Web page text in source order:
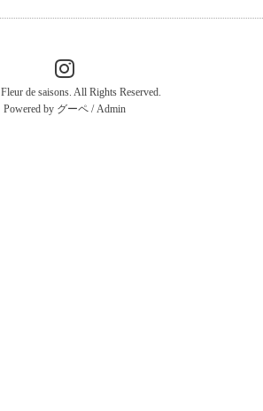
Fleur de saisons. All Rights Reserved.
Powered by グーペ /Admin